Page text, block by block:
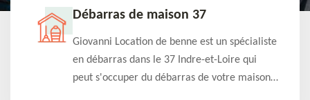
Débarras de maison 37
Giovanni Location de benne est un spécialiste
en débarras dans le 37 Indre-et-Loire qui
peut s'occuper du débarras de votre maison